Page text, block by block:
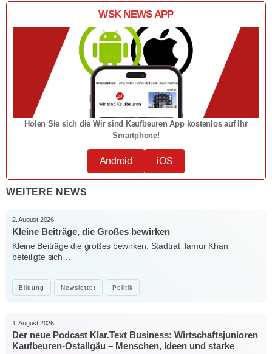
WSK NEWS APP
Holen Sie sich die Wir sind Kaufbeuren App kostenlos auf Ihr
Smartphone!
Android iOS
WEITERE NEWS
Bildung Newsletter Politik
2. August 2026
Kleine Beiträge, die Großes bewirken
Kleine Beiträge die großes bewirken: Stadtrat Tamur Khan
beteiligte sich…
1. August 2026
Der neue Podcast Klar.Text Business: Wirtschaftsjunioren
Kaufbeuren-Ostallgäu – Menschen, Ideen und starke